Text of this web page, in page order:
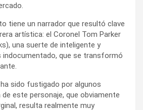
tiene un narrador que resultó clave
artística: el Coronel Tom Parker
una suerte de inteligente y
indocumentado, que se transformó
sido fustigado por algunos
este personaje, que obviamente
resulta realmente muy